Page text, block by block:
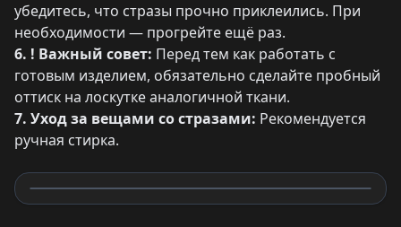
убедитесь, что стразы прочно приклеились. При
необходимости — прогрейте ещё раз.
6. ! Важный совет: Перед тем как работать с
готовым изделием, обязательно сделайте пробный
оттиск на лоскутке аналогичной ткани.
7. Уход за вещами со стразами: Рекомендуется
ручная стирка.